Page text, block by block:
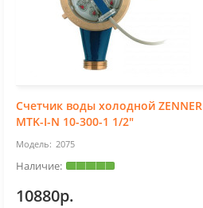
Счетчик воды холодной ZENNER
MTK-I-N 10-300-1 1/2"
2075
10880р.